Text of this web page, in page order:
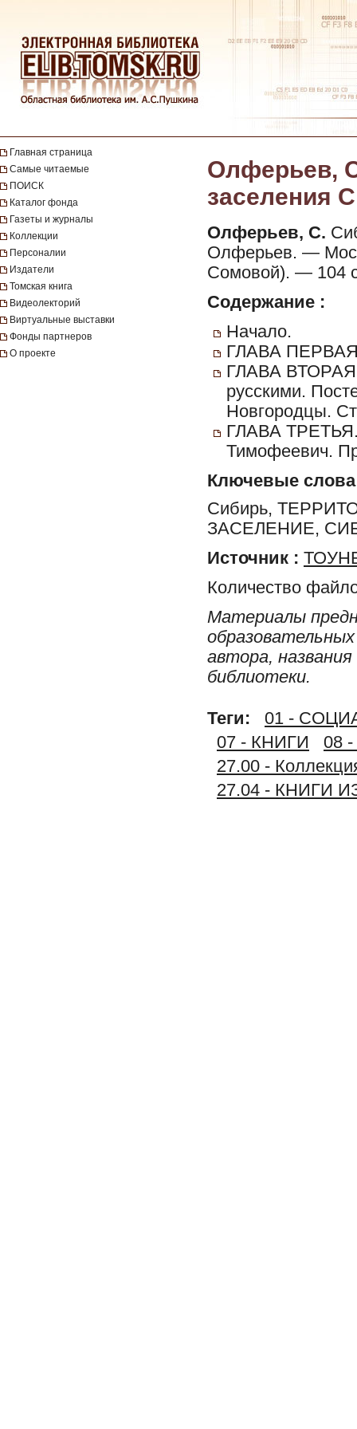
Главная страница
Самые читаемые
ПОИСК
Каталог фонда
Газеты и журналы
Коллекции
Персоналии
Издатели
Томская книга
Видеолекторий
Виртуальные выставки
Фонды партнеров
О проекте
Олферьев,
заселения
Олферьев, С.
Олферьев. —
Сомовой). — 104
Содержание :
Начало.
ГЛАВА ПЕРВАЯ.
ГЛАВА ВТОРАЯ.
русскими.
Новгородцы.
ГЛАВА ТРЕТЬЯ.
Тимофеевич.
Ключевые слова
Сибирь,
ЗАСЕЛЕНИЕ,
Источник :
Количество
Материалы
автора,
библиотеки.
Теги:
01 -
07 - КНИГИ
08
27.00 -
27.04 - КНИГИ